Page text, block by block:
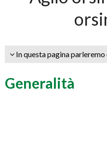
In questa pagina parleremo
Generalità